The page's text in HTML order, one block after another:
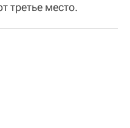
третье место.